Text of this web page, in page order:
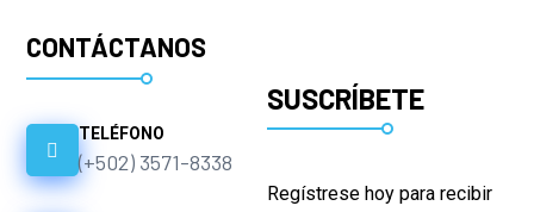
CONTÁCTANOS
TELÉFONO
(+502) 3571-8338
SUSCRÍBETE
Regístrese hoy para recibir